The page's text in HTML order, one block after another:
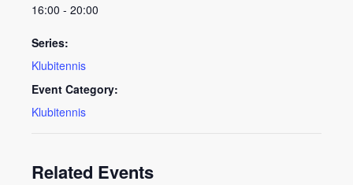
16:00 - 20:00
Series:
Klubitennis
Event Category:
Klubitennis
Related Events